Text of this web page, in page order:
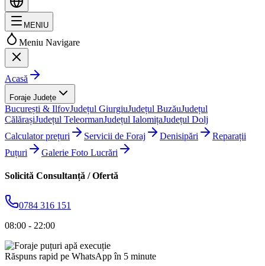
MENIU
Meniu Navigare
Acasă
Foraje Județe
București & IlfovJudețul GiurgiuJudețul BuzăuJudețul
CălărașiJudețul TeleormanJudețul IalomițaJudețul Dolj
Calculator prețuri
Servicii de Foraj Denisipări
Reparații
Puțuri
Galerie Foto Lucrări
Solicită Consultanță / Ofertă
0784 316 151
08:00 - 22:00
Răspuns rapid pe WhatsApp în 5 minute